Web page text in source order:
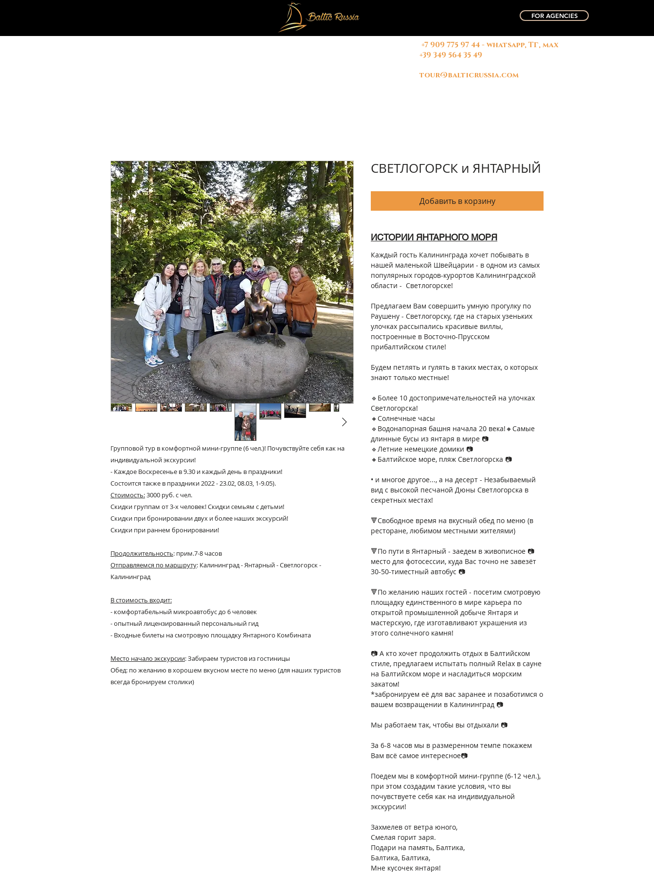
FOR AGENCIES
+7 909 775 97 44 - whatsapp, TГ, max
+39 349 564 35 49
tour@balticrussia.com
Групповой тур в комфортной мини-группе (6 чел.)! Почувствуйте себя как на
индивидуальной экскурсии!
- Каждое Воскресенье в 9.30 и каждый день в праздники!
Состоится также в праздники 2022 - 23.02, 08.03, 1-9.05).
Стоимость:3000 руб. с чел.
Скидки группам от 3-х человек! Скидкисемьям с детьми!
Скидки при бронировании двух и более наших экскурсий!
Скидки при раннем бронировании!
Продолжительность: прим.7-8 часов
Отправляемся по маршруту: Калининград - Янтарный - Светлогорск -
Калининград
В стоимость входит:
- комфортабельный микроавтобус до 6 человек
- опытный лицензированный персональный гид
- Входные билеты на смотровую площадку Янтарного Комбината
Место начало экскурсии:Забираем туристов из гостиницы
Обед: по желанию в хорошем вкусном месте по меню (для наших туристов
всегда бронируем столики)
СВЕТЛОГОРСК и ЯНТАРНЫЙ
Добавить в корзину
ИСТОРИИ ЯНТАРНОГО МОРЯ
Каждый гость Калининграда хочет побывать в
нашей маленькой Швейцарии - в одном из самых
популярных городов-курортов Калининградской
области - Светлогорске!
Предлагаем Вам совершить умную прогулку по
Раушену - Светлогорску, где на старых узеньких
улочках рассыпались красивые виллы,
построенные в Восточно-Прусском
прибалтийском стиле!
Будем петлять и гулять в таких местах, о которых
знают только местные!
🔹Более 10 достопримечательностей на улочках
Светлогорска!
🔸Солнечные часы
🔹Водонапорная башня начала 20 века!🔸Самые
длинные бусы из янтаря в мире 📷
🔹Летние немецкие домики 📷
🔸Балтийское море, пляж Светлогорска 📷
• и многое другое..., а на десерт - Незабываемый
вид с высокой песчаной Дюны Светлогорска в
секретных местах!
🔻Свободное время на вкусный обед по меню (в
ресторане, любимом местными жителями)
🔻По пути в Янтарный - заедем в живописное 📷
место для фотосессии, куда Вас точно не завезёт
30-50-тиместный автобус 📷
🔻По желанию наших гостей - посетим смотровую
площадку единственного в мире карьера по
открытой промышленной добыче Янтаря и
мастерскую, где изготавливают украшения из
этого солнечного камня!
📷 А кто хочет продолжить отдых в Балтийском
стиле, предлагаем испытать полный Relax в сауне
на Балтийском море и насладиться морским
закатом!
*забронируем её для вас заранее и позаботимся о
вашем возвращении в Калининград 📷
Мы работаем так, чтобы вы отдыхали 📷
За 6-8 часов мы в размеренном темпе покажем
Вам всё самое интересное📷
Поедем мы в комфортной мини-группе (6-12 чел.),
при этом создадим такие условия, что вы
почувствуете себя как на индивидуальной
экскурсии!
Захмелев от ветра юного,
Смелая горит заря.
Подари на память, Балтика,
Балтика, Балтика,
Мне кусочек янтаря!